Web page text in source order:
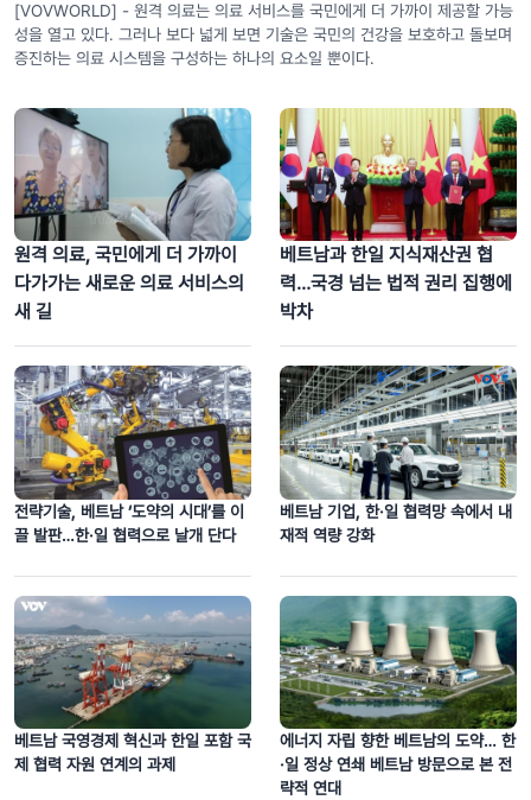
“언론은 사상·대중동원 사업의 예리한 무기”… 2026 베트남 전국 언론
타이응우옌성 후어마 동굴, 대자연이 빚어낸 신비로운 절경을 찾아서
동남아시아 최대 석호에 펼쳐진 베트남 중부의 독특한 수상시장 ‘응으미
타인’
[VOVWORLD] - 원격 의료는 의료 서비스를 국민에게 더 가까이 제공할 가능
성을 열고 있다. 그러나 보다 넓게 보면 기술은 국민의 건강을 보호하고 돌보며
증진하는 의료 시스템을 구성하는 하나의 요소일 뿐이다.
원격 의료, 국민에게 더 가까이
다가가는 새로운 의료 서비스의
새 길
전략기술, 베트남 ‘도약의 시대’를 이
끌 발판…한·일 협력으로 날개 단다
베트남 국영경제 혁신과 한일 포함 국
제 협력 자원 연계의 과제
베트남과 한일 지식재산권 협
력…국경 넘는 법적 권리 집행에
박차
베트남 기업, 한·일 협력망 속에서 내
재적 역량 강화
에너지 자립 향한 베트남의 도약… 한
·일 정상 연쇄 베트남 방문으로 본 전
략적 연대